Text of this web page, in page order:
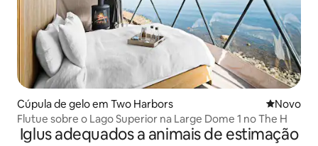
Cúpula de gelo em Two Harbors Novo
Novo
Flutue sobre o Lago Superior na Large Dome 1 no The H
Iglus adequados a animais de estimação